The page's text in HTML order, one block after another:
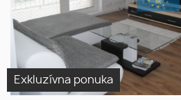
Exkluzívna ponuka